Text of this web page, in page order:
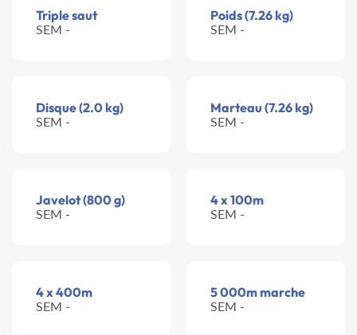
Triple saut
SEM -
Poids (7.26 kg)
SEM -
Disque (2.0 kg)
SEM -
Marteau (7.26 kg)
SEM -
Javelot (800 g)
SEM -
4 x 100m
SEM -
4 x 400m
SEM -
5 000m marche
SEM -